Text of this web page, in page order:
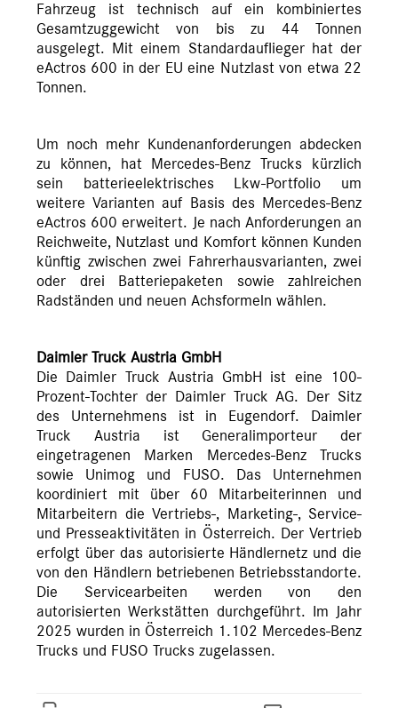
Fahrzeug ist technisch auf ein kombiniertes
Gesamtzuggewicht von bis zu 44 Tonnen
ausgelegt. Mit einem Standardauflieger hat der
eActros 600 in der EU eine Nutzlast von etwa 22
Tonnen.
Um noch mehr Kundenanforderungen abdecken
zu können, hat Mercedes-Benz Trucks kürzlich
sein batterieelektrisches Lkw-Portfolio um
weitere Varianten auf Basis des Mercedes-Benz
eActros 600 erweitert. Je nach Anforderungen an
Reichweite, Nutzlast und Komfort können Kunden
künftig zwischen zwei Fahrerhausvarianten, zwei
oder drei Batteriepaketen sowie zahlreichen
Radständen und neuen Achsformeln wählen.
Daimler Truck Austria GmbH
Die Daimler Truck Austria GmbH ist eine 100-
Prozent-Tochter der Daimler Truck AG. Der Sitz
des Unternehmens ist in Eugendorf. Daimler
Truck Austria ist Generalimporteur der
eingetragenen Marken Mercedes-Benz Trucks
sowie Unimog und FUSO. Das Unternehmen
koordiniert mit über 60 Mitarbeiterinnen und
Mitarbeitern die Vertriebs-, Marketing-, Service-
und Presseaktivitäten in Österreich. Der Vertrieb
erfolgt über das autorisierte Händlernetz und die
von den Händlern betriebenen Betriebsstandorte.
Die Servicearbeiten werden von den
autorisierten Werkstätten durchgeführt. Im Jahr
2025 wurden in Österreich 1.102 Mercedes-Benz
Trucks und FUSO Trucks zugelassen.